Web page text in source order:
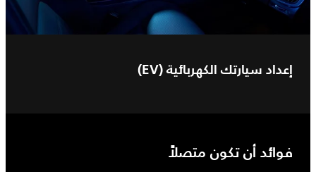
إعداد سيارتك الكهربائية (EV)
فوائد أن تكون متصلاً